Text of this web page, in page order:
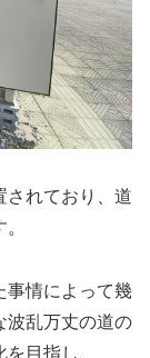
されており、道
事情によって幾
波乱万丈の道の
目指し、